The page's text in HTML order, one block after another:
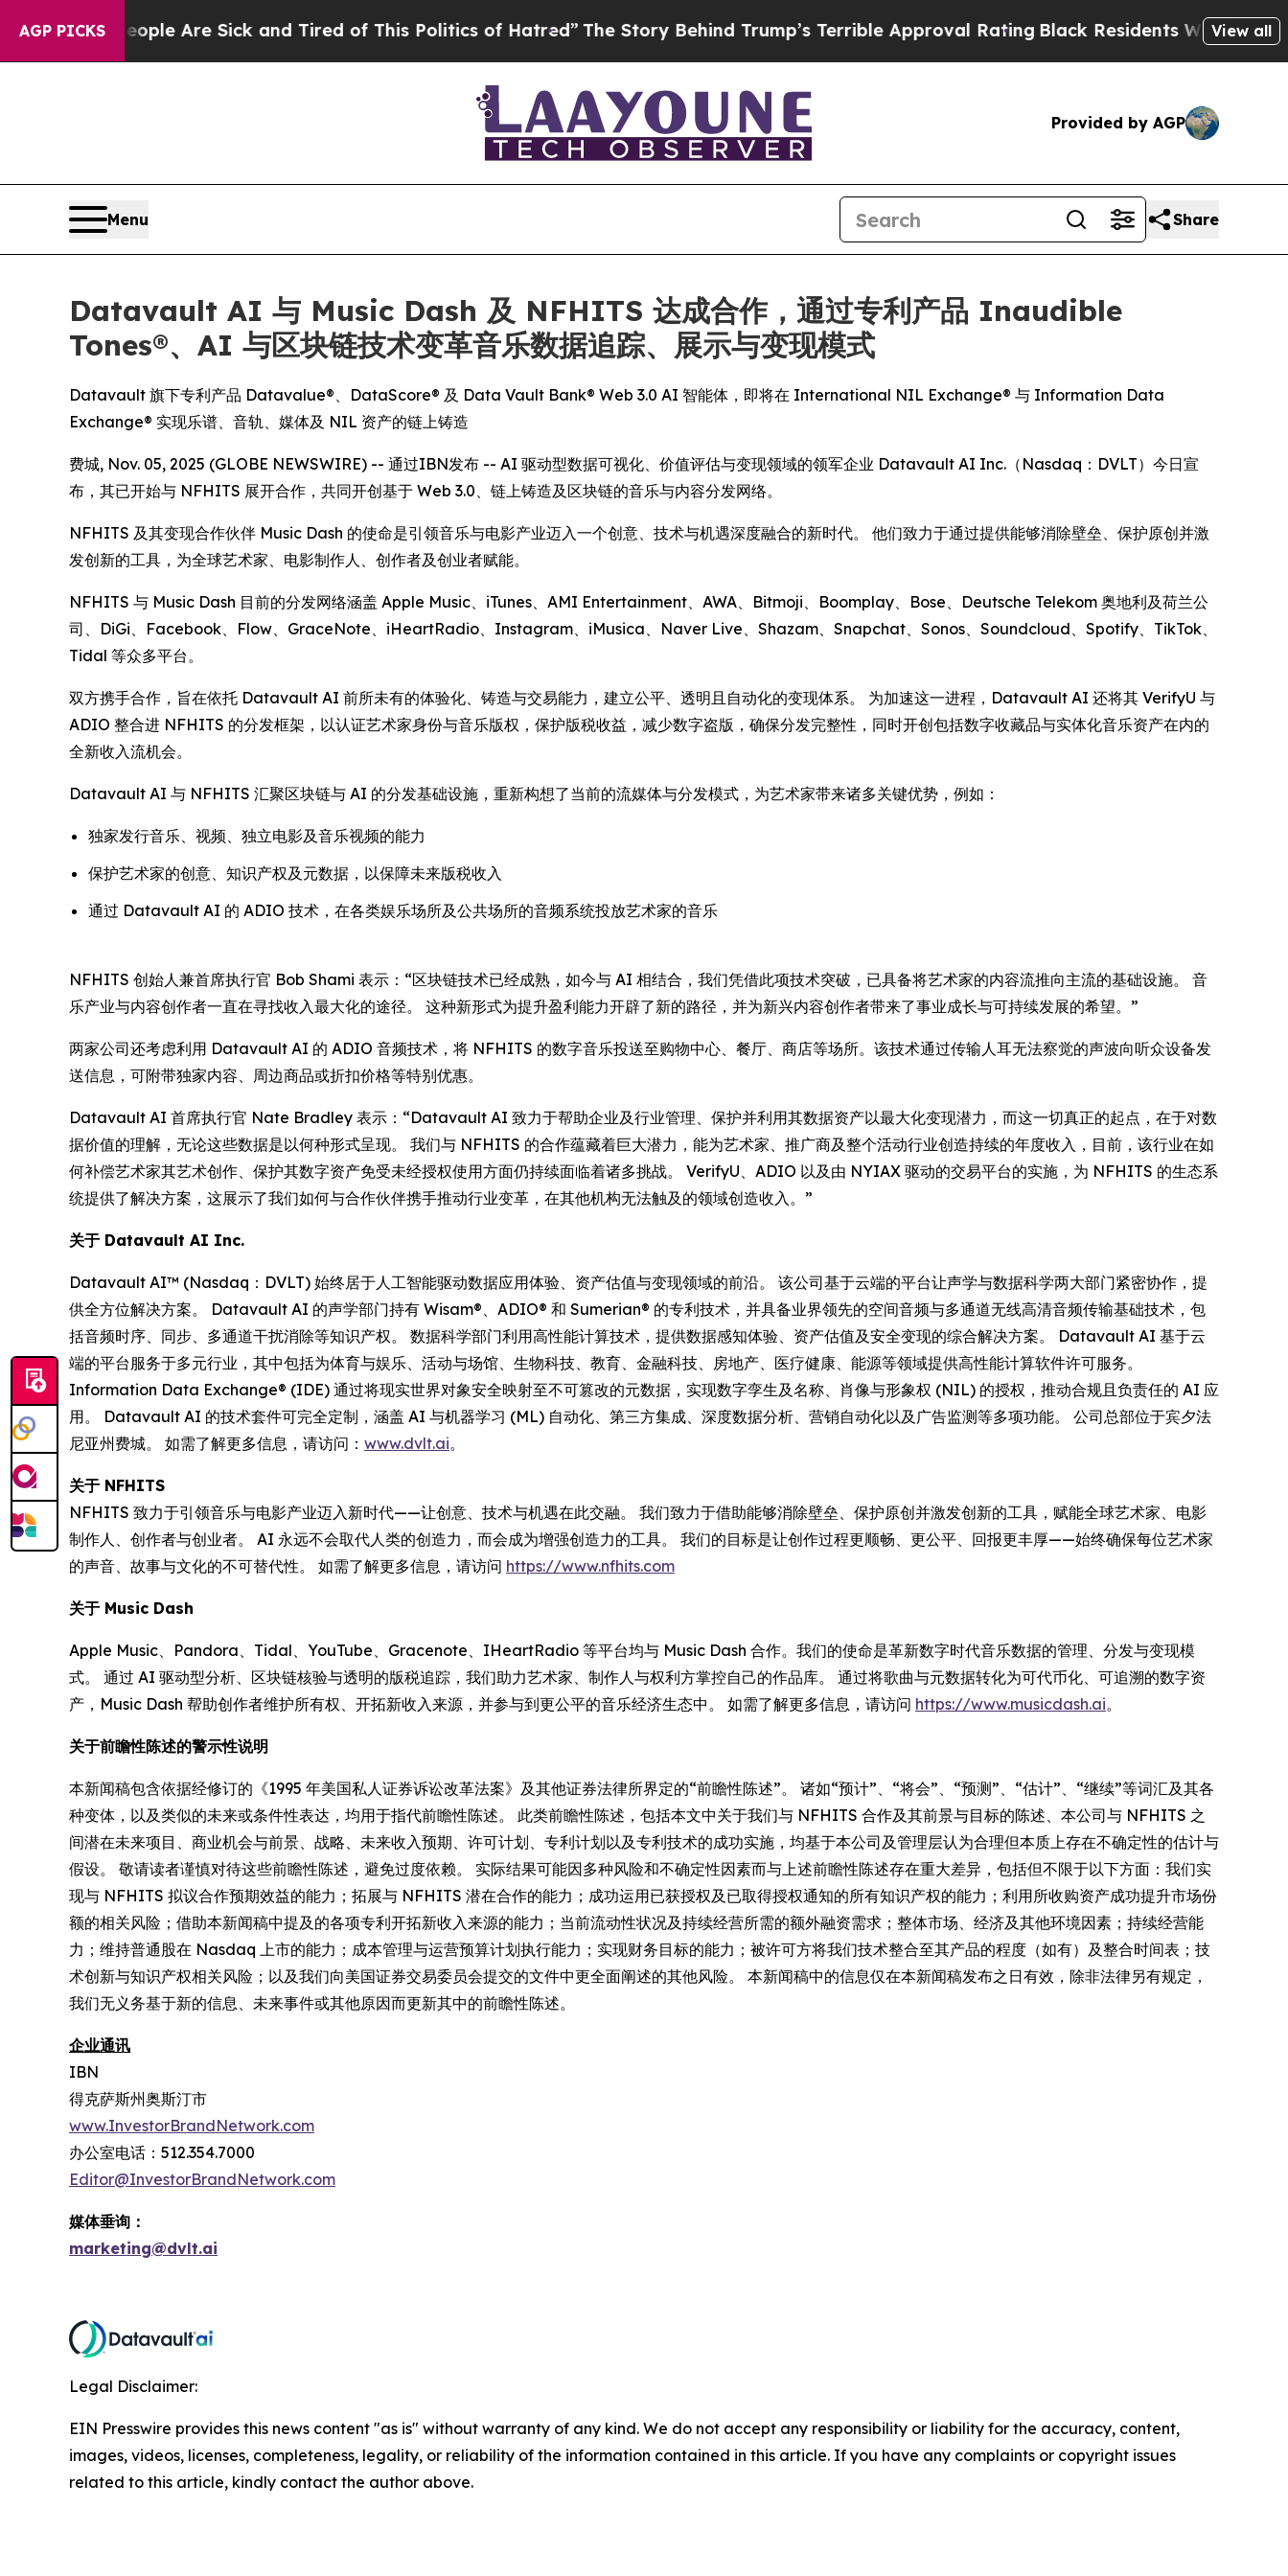
AGP PICKS
“People Are Sick and Tired of This Politics of Hatred”The Story Behind Trump’s Terrible Approval RatingBlack Residents Warned of Abusive
View all
Provided by AGP
Menu Share
Datavault AI 与 Music Dash 及 NFHITS 达成合作，通过专利产品 Inaudible
Tones®、AI 与区块链技术变革音乐数据追踪、展示与变现模式
Datavault 旗下专利产品 Datavalue®、DataScore® 及 Data Vault Bank® Web 3.0 AI 智能体，即将在 International NIL Exchange® 与 Information Data
Exchange® 实现乐谱、音轨、媒体及 NIL 资产的链上铸造
费城, Nov. 05, 2025 (GLOBE NEWSWIRE) -- 通过IBN发布 -- AI 驱动型数据可视化、价值评估与变现领域的领军企业 Datavault AI Inc.（Nasdaq：DVLT）今日宣
布，其已开始与 NFHITS 展开合作，共同开创基于 Web 3.0、链上铸造及区块链的音乐与内容分发网络。
NFHITS 及其变现合作伙伴 Music Dash 的使命是引领音乐与电影产业迈入一个创意、技术与机遇深度融合的新时代。 他们致力于通过提供能够消除壁垒、保护原创并激
发创新的工具，为全球艺术家、电影制作人、创作者及创业者赋能。
NFHITS 与 Music Dash 目前的分发网络涵盖 Apple Music、iTunes、AMI Entertainment、AWA、Bitmoji、Boomplay、Bose、Deutsche Telekom 奥地利及荷兰公
司、DiGi、Facebook、Flow、GraceNote、iHeartRadio、Instagram、iMusica、Naver Live、Shazam、Snapchat、Sonos、Soundcloud、Spotify、TikTok、
Tidal 等众多平台。
双方携手合作，旨在依托 Datavault AI 前所未有的体验化、铸造与交易能力，建立公平、透明且自动化的变现体系。 为加速这一进程，Datavault AI 还将其 VerifyU 与
ADIO 整合进 NFHITS 的分发框架，以认证艺术家身份与音乐版权，保护版税收益，减少数字盗版，确保分发完整性，同时开创包括数字收藏品与实体化音乐资产在内的
全新收入流机会。
Datavault AI 与 NFHITS 汇聚区块链与 AI 的分发基础设施，重新构想了当前的流媒体与分发模式，为艺术家带来诸多关键优势，例如：
独家发行音乐、视频、独立电影及音乐视频的能力
保护艺术家的创意、知识产权及元数据，以保障未来版税收入
通过 Datavault AI 的 ADIO 技术，在各类娱乐场所及公共场所的音频系统投放艺术家的音乐
NFHITS 创始人兼首席执行官 Bob Shami 表示：“区块链技术已经成熟，如今与 AI 相结合，我们凭借此项技术突破，已具备将艺术家的内容流推向主流的基础设施。 音
乐产业与内容创作者一直在寻找收入最大化的途径。 这种新形式为提升盈利能力开辟了新的路径，并为新兴内容创作者带来了事业成长与可持续发展的希望。”
两家公司还考虑利用 Datavault AI 的 ADIO 音频技术，将 NFHITS 的数字音乐投送至购物中心、餐厅、商店等场所。该技术通过传输人耳无法察觉的声波向听众设备发
送信息，可附带独家内容、周边商品或折扣价格等特别优惠。
Datavault AI 首席执行官 Nate Bradley 表示：“Datavault AI 致力于帮助企业及行业管理、保护并利用其数据资产以最大化变现潜力，而这一切真正的起点，在于对数
据价值的理解，无论这些数据是以何种形式呈现。 我们与 NFHITS 的合作蕴藏着巨大潜力，能为艺术家、推广商及整个活动行业创造持续的年度收入，目前，该行业在如
何补偿艺术家其艺术创作、保护其数字资产免受未经授权使用方面仍持续面临着诸多挑战。 VerifyU、ADIO 以及由 NYIAX 驱动的交易平台的实施，为 NFHITS 的生态系
统提供了解决方案，这展示了我们如何与合作伙伴携手推动行业变革，在其他机构无法触及的领域创造收入。”
关于 Datavault AI Inc.
Datavault AI™ (Nasdaq：DVLT) 始终居于人工智能驱动数据应用体验、资产估值与变现领域的前沿。 该公司基于云端的平台让声学与数据科学两大部门紧密协作，提
供全方位解决方案。 Datavault AI 的声学部门持有 Wisam®、ADIO® 和 Sumerian® 的专利技术，并具备业界领先的空间音频与多通道无线高清音频传输基础技术，包
括音频时序、同步、多通道干扰消除等知识产权。 数据科学部门利用高性能计算技术，提供数据感知体验、资产估值及安全变现的综合解决方案。 Datavault AI 基于云
端的平台服务于多元行业，其中包括为体育与娱乐、活动与场馆、生物科技、教育、金融科技、房地产、医疗健康、能源等领域提供高性能计算软件许可服务。
Information Data Exchange® (IDE) 通过将现实世界对象安全映射至不可篡改的元数据，实现数字孪生及名称、肖像与形象权 (NIL) 的授权，推动合规且负责任的 AI 应
用。 Datavault AI 的技术套件可完全定制，涵盖 AI 与机器学习 (ML) 自动化、第三方集成、深度数据分析、营销自动化以及广告监测等多项功能。 公司总部位于宾夕法
尼亚州费城。 如需了解更多信息，请访问： www.dvlt.ai。
关于 NFHITS
NFHITS 致力于引领音乐与电影产业迈入新时代——让创意、技术与机遇在此交融。 我们致力于借助能够消除壁垒、保护原创并激发创新的工具，赋能全球艺术家、电影
制作人、创作者与创业者。 AI 永远不会取代人类的创造力，而会成为增强创造力的工具。 我们的目标是让创作过程更顺畅、更公平、回报更丰厚——始终确保每位艺术家
的声音、故事与文化的不可替代性。 如需了解更多信息，请访问 https://www.nfhits.com
关于 Music Dash
Apple Music、Pandora、Tidal、YouTube、Gracenote、IHeartRadio 等平台均与 Music Dash 合作。我们的使命是革新数字时代音乐数据的管理、分发与变现模
式。 通过 AI 驱动型分析、区块链核验与透明的版税追踪，我们助力艺术家、制作人与权利方掌控自己的作品库。 通过将歌曲与元数据转化为可代币化、可追溯的数字资
产，Music Dash 帮助创作者维护所有权、开拓新收入来源，并参与到更公平的音乐经济生态中。 如需了解更多信息，请访问 https://www.musicdash.ai。
关于前瞻性陈述的警示性说明
本新闻稿包含依据经修订的《1995 年美国私人证券诉讼改革法案》及其他证券法律所界定的“前瞻性陈述”。 诸如“预计”、“将会”、“预测”、“估计”、“继续”等词汇及其各
种变体，以及类似的未来或条件性表达，均用于指代前瞻性陈述。 此类前瞻性陈述，包括本文中关于我们与 NFHITS 合作及其前景与目标的陈述、本公司与 NFHITS 之
间潜在未来项目、商业机会与前景、战略、未来收入预期、许可计划、专利计划以及专利技术的成功实施，均基于本公司及管理层认为合理但本质上存在不确定性的估计与
假设。 敬请读者谨慎对待这些前瞻性陈述，避免过度依赖。 实际结果可能因多种风险和不确定性因素而与上述前瞻性陈述存在重大差异，包括但不限于以下方面：我们实
现与 NFHITS 拟议合作预期效益的能力；拓展与 NFHITS 潜在合作的能力；成功运用已获授权及已取得授权通知的所有知识产权的能力；利用所收购资产成功提升市场份
额的相关风险；借助本新闻稿中提及的各项专利开拓新收入来源的能力；当前流动性状况及持续经营所需的额外融资需求；整体市场、经济及其他环境因素；持续经营能
力；维持普通股在 Nasdaq 上市的能力；成本管理与运营预算计划执行能力；实现财务目标的能力；被许可方将我们技术整合至其产品的程度（如有）及整合时间表；技
术创新与知识产权相关风险；以及我们向美国证券交易委员会提交的文件中更全面阐述的其他风险。 本新闻稿中的信息仅在本新闻稿发布之日有效，除非法律另有规定，
我们无义务基于新的信息、未来事件或其他原因而更新其中的前瞻性陈述。
企业通讯
IBN
得克萨斯州奥斯汀市
www.InvestorBrandNetwork.com
办公室电话：512.354.7000
Editor@InvestorBrandNetwork.com
媒体垂询：
marketing@dvlt.ai
Legal Disclaimer:
EIN Presswire provides this news content "as is" without warranty of any kind. We do not accept any responsibility or liability for the accuracy, content,
images, videos, licenses, completeness, legality, or reliability of the information contained in this article. If you have any complaints or copyright issues
related to this article, kindly contact the author above.